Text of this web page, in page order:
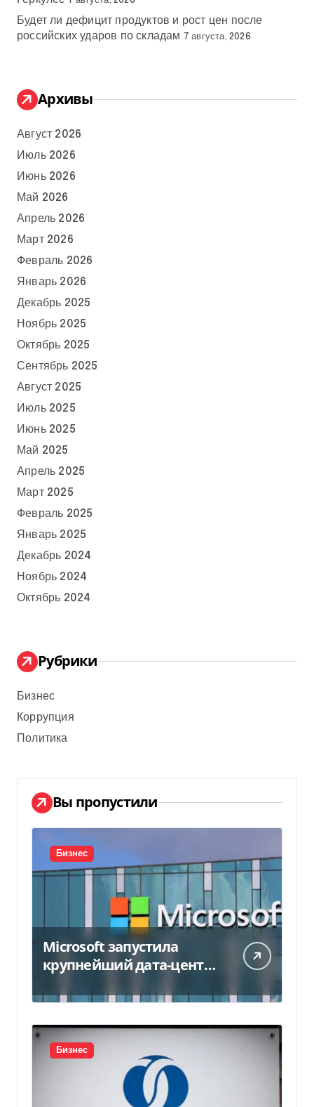
Будет ли дефицит продуктов и рост цен после
российских ударов по складам 7 августа, 2026
Архивы
Август 2026
Июль 2026
Июнь 2026
Май 2026
Апрель 2026
Март 2026
Февраль 2026
Январь 2026
Декабрь 2025
Ноябрь 2025
Октябрь 2025
Сентябрь 2025
Август 2025
Июль 2025
Июнь 2025
Май 2025
Апрель 2025
Март 2025
Февраль 2025
Январь 2025
Декабрь 2024
Ноябрь 2024
Октябрь 2024
Рубрики
Бизнес
Коррупция
Политика
Вы пропустили
Бизнес
Microsoft запустила
крупнейший дата-центр
миллиарда
Бизнес